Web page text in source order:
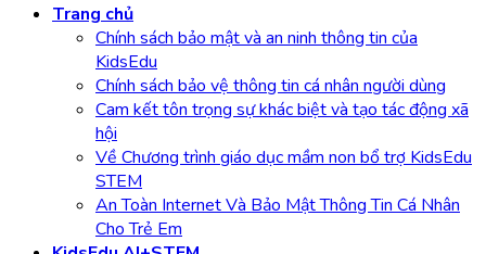
Trang chủ
Chính sách bảo mật và an ninh thông tin của
KidsEdu
Chính sách bảo vệ thông tin cá nhân người dùng
Cam kết tôn trọng sự khác biệt và tạo tác động xã
hội
Về Chương trình giáo dục mầm non bổ trợ KidsEdu
STEM
An Toàn Internet Và Bảo Mật Thông Tin Cá Nhân
Cho Trẻ Em